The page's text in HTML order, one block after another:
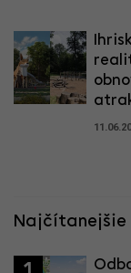
Najčítanejšie